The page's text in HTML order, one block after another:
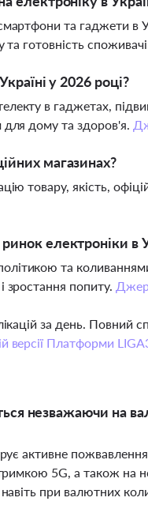
та гаджети в
готовність
у 2026 році?
в гаджетах,
для дому та здоров'я.
магазинах?
товару, якість,
електроніки в
та
зростання попиту.
за день. Повний
версії Платформи
незважаючи на
активне
5G, а також на
при валютних